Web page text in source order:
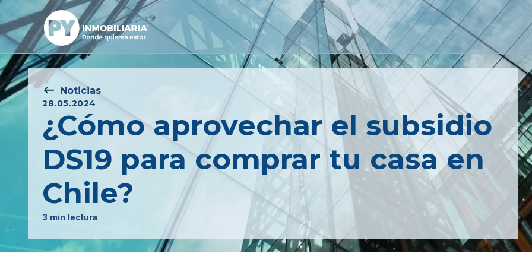
Noticias
28.05.2024
¿Cómo aprovechar el subsidio
DS19 para comprar tu casa en
Chile?
3 min lectura